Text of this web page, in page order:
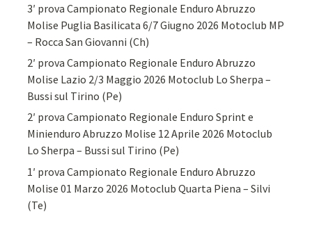
3′ prova Campionato Regionale Enduro Abruzzo
Molise Puglia Basilicata 6/7 Giugno 2026 Motoclub MP
– Rocca San Giovanni (Ch)
2′ prova Campionato Regionale Enduro Abruzzo
Molise Lazio 2/3 Maggio 2026 Motoclub Lo Sherpa –
Bussi sul Tirino (Pe)
2′ prova Campionato Regionale Enduro Sprint e
Minienduro Abruzzo Molise 12 Aprile 2026 Motoclub
Lo Sherpa – Bussi sul Tirino (Pe)
1′ prova Campionato Regionale Enduro Abruzzo
Molise 01 Marzo 2026 Motoclub Quarta Piena – Silvi
(Te)